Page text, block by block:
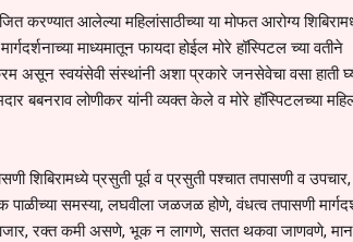
करण्यात आलेल्या महिलांसाठीच्या या मोफत आरोग्य
माध्यमातून फायदा होईल मोरे हॉस्पिटल च्या वतीने
असून स्वयंसेवी संस्थांनी अशा प्रकारे जनसेवेचा वसा हाती
बबनराव लोणीकर यांनी व्यक्त केले व मोरे हॉस्पिटलच्या
शिबिरामध्ये प्रसुती पूर्व व प्रसुती पश्चात तपासणी व
समस्या, लघवीला जळजळ होणे, वंधत्व तपासणी
रक्त कमी असणे, भूक न लागणे, सतत थकवा जाणवणे, मान